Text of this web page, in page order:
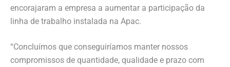
encorajaram a empresa a aumentar a participação da
linha de trabalho instalada na Apac.
“Concluímos que conseguiríamos manter nossos
compromissos de quantidade, qualidade e prazo com